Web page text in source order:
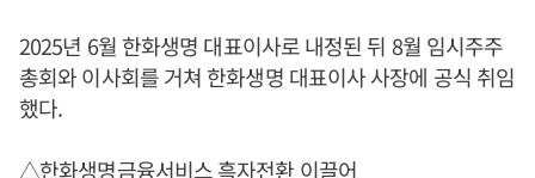
2025년 6월 한화생명 대표이사로 내정된 뒤 8월 임시주주
총회와 이사회를 거쳐 한화생명 대표이사 사장에 공식 취임
했다.
△한화생명금융서비스 흑자전환 이끌어